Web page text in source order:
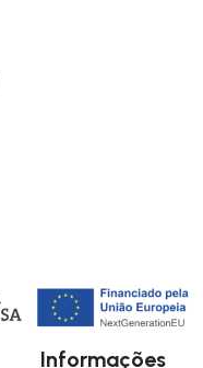
Informações